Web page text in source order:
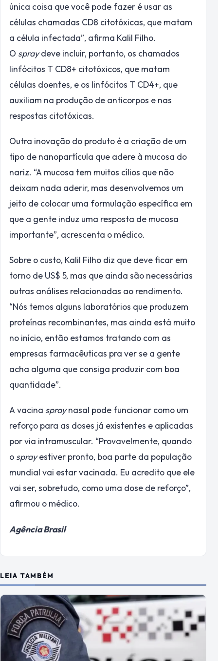
única coisa que você pode fazer é usar as
células chamadas CD8 citotóxicas, que matam
a célula infectada”, afirma Kalil Filho.
O spraydeve incluir, portanto, os chamados
linfócitos T CD8+ citotóxicos, que matam
células doentes, e os linfócitos T CD4+, que
auxiliam na produção de anticorpos e nas
respostas citotóxicas.
Outra inovação do produto é a criação de um
tipo de nanopartícula que adere à mucosa do
nariz. “A mucosa tem muitos cílios que não
deixam nada aderir, mas desenvolvemos um
jeito de colocar uma formulação específica em
que a gente induz uma resposta de mucosa
importante”, acrescenta o médico.
Sobre o custo, Kalil Filho diz que deve ficar em
torno de US$ 5, mas que ainda são necessárias
outras análises relacionadas ao rendimento.
“Nós temos alguns laboratórios que produzem
proteínas recombinantes, mas ainda está muito
no início, então estamos tratando com as
empresas farmacêuticas pra ver se a gente
acha alguma que consiga produzir com boa
quantidade”.
A vacina spraynasal pode funcionar como um
reforço para as doses já existentes e aplicadas
por via intramuscular. “Provavelmente, quando
o sprayestiver pronto, boa parte da população
mundial vai estar vacinada. Eu acredito que ele
vai ser, sobretudo, como uma dose de reforço”,
afirmou o médico.
Agência Brasil
LEIA TAMBÉM